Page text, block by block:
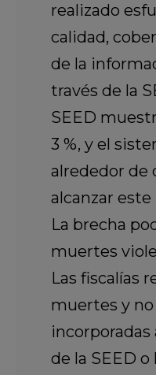
realizado
calidad,
de la
través de la
SEED
3 %, y el
alrededor de
alcanzar
La brecha
muertes
Las fiscalías
muertes y
incorporadas
de la SEED o